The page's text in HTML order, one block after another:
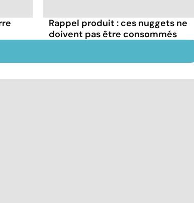
Rappel produit : ces nuggets ne
doivent pas être consommés